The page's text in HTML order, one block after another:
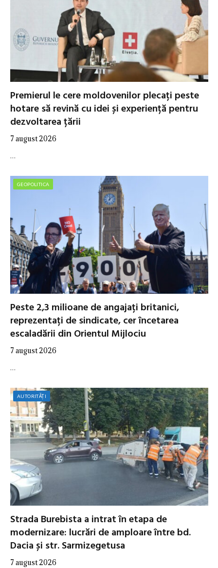
Premierul le cere moldovenilor plecați peste
hotare să revină cu idei și experiență pentru
dezvoltarea țării
7 august 2026
…
GEOPOLITICA
Peste 2,3 milioane de angajați britanici,
reprezentați de sindicate, cer încetarea
escaladării din Orientul Mijlociu
7 august 2026
…
AUTORITĂȚI
Strada Burebista a intrat în etapa de
modernizare: lucrări de amploare între bd.
Dacia și str. Sarmizegetusa
7 august 2026